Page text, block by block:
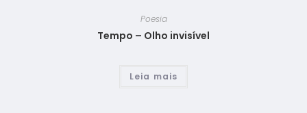
Poesia
Tempo – Olho invisível
Leia mais